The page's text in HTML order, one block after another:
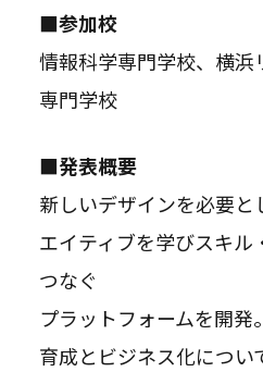
■参加校
情報科学専門学校、横浜
専門学校
■発表概要
新しいデザインを必要と
エイティブを学びスキル
つなぐ
プラットフォームを開
育成とビジネス化につい